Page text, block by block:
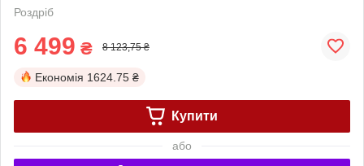
Роздріб
6 499 ₴ 8 123,75 ₴
Економія 1624.75 ₴
Купити
або